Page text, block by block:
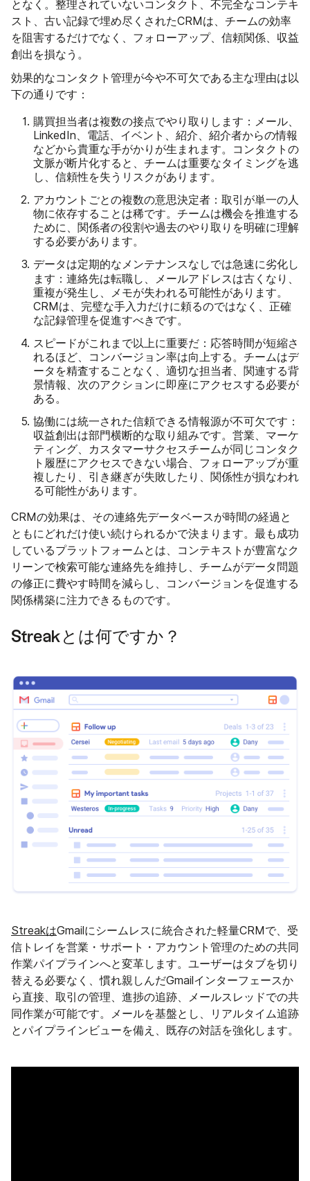
となく。整理されていないコンタクト、不完全なコンテキ
スト、古い記録で埋め尽くされたCRMは、チームの効率
を阻害するだけでなく、フォローアップ、信頼関係、収益
創出を損なう。
効果的なコンタクト管理が今や不可欠である主な理由は以
下の通りです：
購買担当者は複数の接点でやり取りします： メール、
LinkedIn、電話、イベント、紹介、紹介者からの情報
などから貴重な手がかりが生まれます。コンタクトの
文脈が断片化すると、チームは重要なタイミングを逃
し、信頼性を失うリスクがあります。
アカウントごとの複数の意思決定者： 取引が単一の人
物に依存することは稀です。チームは機会を推進する
ために、関係者の役割や過去のやり取りを明確に理解
する必要があります。
データは定期的なメンテナンスなしでは急速に劣化し
ます： 連絡先は転職し、メールアドレスは古くなり、
重複が発生し、メモが失われる可能性があります。
CRMは、完璧な手入力だけに頼るのではなく、正確
な記録管理を促進すべきです。
スピードがこれまで以上に重要だ： 応答時間が短縮さ
れるほど、コンバージョン率は向上する。チームはデ
ータを精査することなく、適切な担当者、関連する背
景情報、次のアクションに即座にアクセスする必要が
ある。
協働には統一された信頼できる情報源が不可欠です：
収益創出は部門横断的な取り組みです。営業、マーケ
ティング、カスタマーサクセスチームが同じコンタク
ト履歴にアクセスできない場合、フォローアップが重
複したり、引き継ぎが失敗したり、関係性が損なわれ
る可能性があります。
CRMの効果は、その連絡先データベースが時間の経過と
ともにどれだけ使い続けられるかで決まります。最も成功
しているプラットフォームとは、コンテキストが豊富なク
リーンで検索可能な連絡先を維持し、チームがデータ問題
の修正に費やす時間を減らし、コンバージョンを促進する
関係構築に注力できるものです。
Streakとは何ですか？
StreakはGmailにシームレスに統合された軽量CRMで、受
信トレイを営業・サポート・アカウント管理のための共同
作業パイプラインへと変革します。ユーザーはタブを切り
替える必要なく、慣れ親しんだGmailインターフェースか
ら直接、取引の管理、進捗の追跡、メールスレッドでの共
同作業が可能です。メールを基盤とし、リアルタイム追跡
とパイプラインビューを備え、既存の対話を強化します。